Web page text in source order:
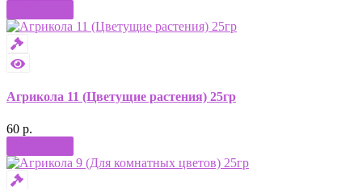
Агрикола 11 (Цветущие растения) 25гр
60 р.